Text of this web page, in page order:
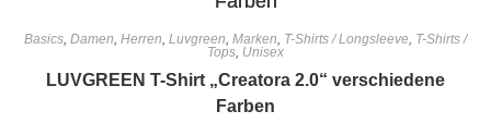
Basics, Damen, Herren, Luvgreen, Marken, T-Shirts / Longsleeve, T-Shirts /
Tops, Unisex
LUVGREEN T-Shirt „Creatora 2.0“ verschiedene
Farben